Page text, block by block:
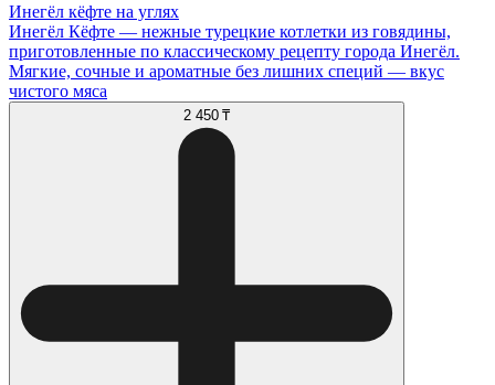
Инегёл кёфте на углях
Инегёл Кёфте — нежные турецкие котлетки из говядины,
приготовленные по классическому рецепту города Инегёл.
Мягкие, сочные и ароматные без лишних специй — вкус
чистого мяса
2 450 ₸